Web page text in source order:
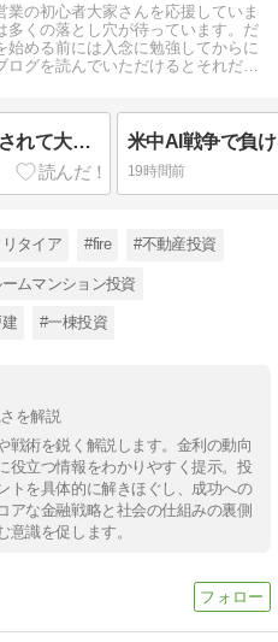
業の初心者大家さんを応援していま
多くの落とし穴が待っています。だ
始める前には入念に勉強してからに
ログを読んでいただけるとそれだけ
AI時代では会社員はリストラされて大手のエリートを除いて可処分所得は減る一方、家賃は上がらない…
19時間前
タイア #fire #不動産投資
ムマンション投資
#一棟投資
を解説
戦術を鋭く解説します。金利の動向
役立つ情報をわかりやすく提示。投
トを具体的に解きほぐし、成功への
アな金融戦略と社会の仕組みの裏側
識を促します。